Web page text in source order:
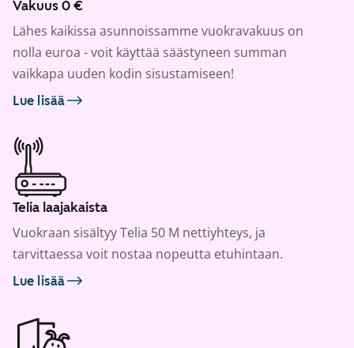
Vakuus 0 €
Lähes kaikissa asunnoissamme vuokravakuus on
nolla euroa - voit käyttää säästyneen summan
vaikkapa uuden kodin sisustamiseen!
Lue lisää
Telia laajakaista
Vuokraan sisältyy Telia 50 M nettiyhteys, ja
tarvittaessa voit nostaa nopeutta etuhintaan.
Lue lisää